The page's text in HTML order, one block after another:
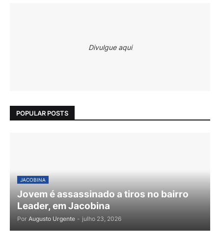
Divulgue aqui
POPULAR POSTS
JACOBINA
Jovem é assassinado a tiros no bairro
Leader, em Jacobina
Por Augusto Urgente - julho 23, 2026